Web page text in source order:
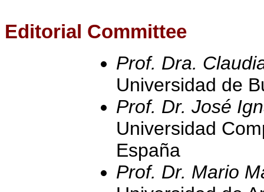
Editorial Committee
Prof. Dra.
Universidad de
Prof. Dr. José
Universidad
España
Prof. Dr. Mario